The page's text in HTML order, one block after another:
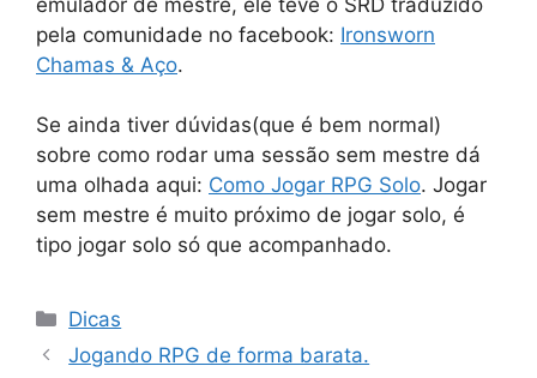
pela comunidade no facebook: Ironsworn
Chamas & Aço.
Se ainda tiver dúvidas(que é bem normal)
sobre como rodar uma sessão sem mestre dá
uma olhada aqui: Como Jogar RPG Solo. Jogar
sem mestre é muito próximo de jogar solo, é
tipo jogar solo só que acompanhado.
Categorias
Dicas
Jogando RPG de forma barata.